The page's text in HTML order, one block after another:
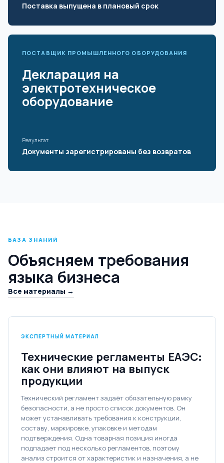
Поставка выпущена в плановый срок
ПОСТАВЩИК ПРОМЫШЛЕННОГО ОБОРУДОВАНИЯ
Декларация на
электротехническое
оборудование
Результат
Документы зарегистрированы без возвратов
БАЗА ЗНАНИЙ
Объясняем требования
языка бизнеса
Все материалы →
ЭКСПЕРТНЫЙ МАТЕРИАЛ
Технические регламенты ЕАЭС:
как они влияют на выпуск
продукции
Технический регламент задаёт обязательную рамку
безопасности, а не просто список документов. Он
может устанавливать требования к конструкции,
составу, маркировке, упаковке и методам
подтверждения. Одна товарная позиция иногда
подпадает под несколько регламентов, поэтому
анализ строится от характеристик и назначения, а не